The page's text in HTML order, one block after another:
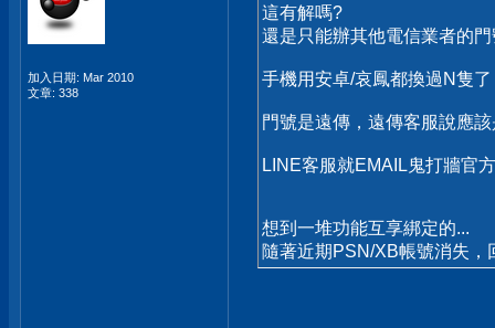
加入日期: Mar 2010
文章: 338
這有解嗎?
還是只能辦其他電信業者的
手機用安卓/哀鳳都換過N隻
門號是遠傳，遠傳客服說應
LINE客服就EMAIL鬼打牆官
想到一堆功能互享綁定的...
隨著近期PSN/XB帳號消失，